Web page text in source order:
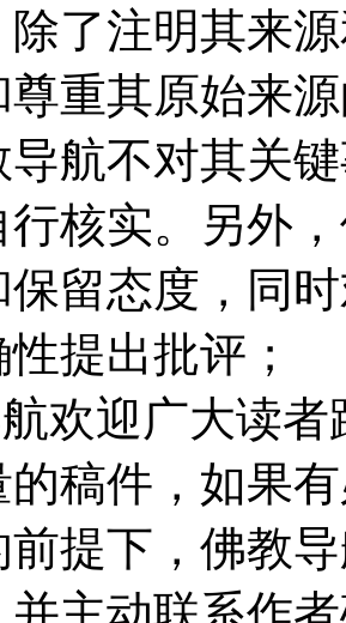
除了注明其来
尊重其原始来
导航不对其关
行核实。另外
留态度，同
提出批评；
欢迎广大读
稿件，如果
提下，佛教
主动联系作